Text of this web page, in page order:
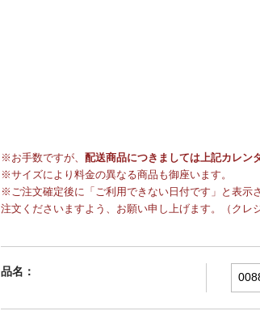
※お手数ですが、 配送商品につきましては上記カレン
※サイズにより料金の異なる商品も御座います。
※ご注文確定後に「ご利用できない日付です」と表示
注文くださいますよう、お願い申し上げます。（クレ
品名：